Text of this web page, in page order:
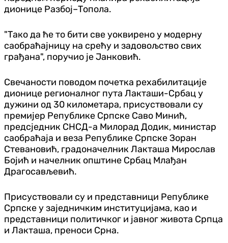
дионице Разбој–Топола.
"Тако да ће то бити све уоквирено у модерну
саобраћајницу на срећу и задовољство свих
грађана", поручио је Јанковић.
Свечаности поводом почетка рехабилитације
дионице регионалног пута Лакташи-Србац у
дужини од 30 километара, присуствовали су
премијер Републике Српске Саво Минић,
предсједник СНСД-а Милорад Додик, министар
саобраћаја и веза Републике Српске Зоран
Стевановић, градоначелник Лакташа Мирослав
Бојић и начелник општине Србац Млађан
Драгосављевић.
Присуствовали су и представници Републике
Српске у заједничким институцијама, као и
представници политичког и јавног живота Српца
и Лакташа, преноси Срна.